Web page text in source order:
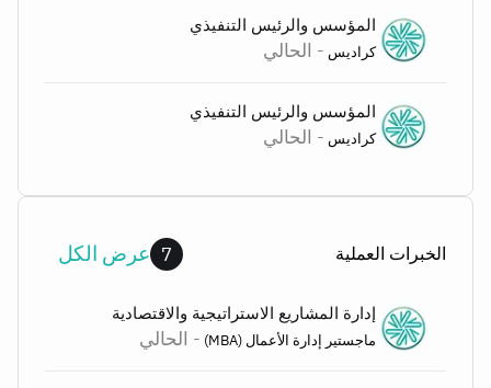
المؤسس والرئيس التنفيذي
كراديس - الحالي
المؤسس والرئيس التنفيذي
كراديس - الحالي
الخبرات العملية 7 عرض الكل
إدارة المشاريع الاستراتيجية والاقتصادية
ماجستير إدارة الأعمال (MBA) - الحالي